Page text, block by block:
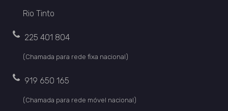
Rio Tinto
225 401 804
(Chamada para rede fixa nacional)
919 650 165
(Chamada para rede móvel nacional)